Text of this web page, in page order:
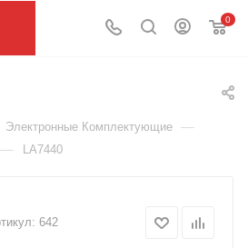
0
Электронные Комплектующие —
— LA7440
642